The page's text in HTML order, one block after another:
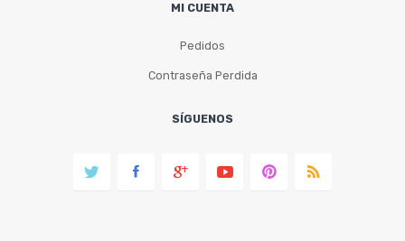
MI CUENTA
Pedidos
Contraseña Perdida
SÍGUENOS